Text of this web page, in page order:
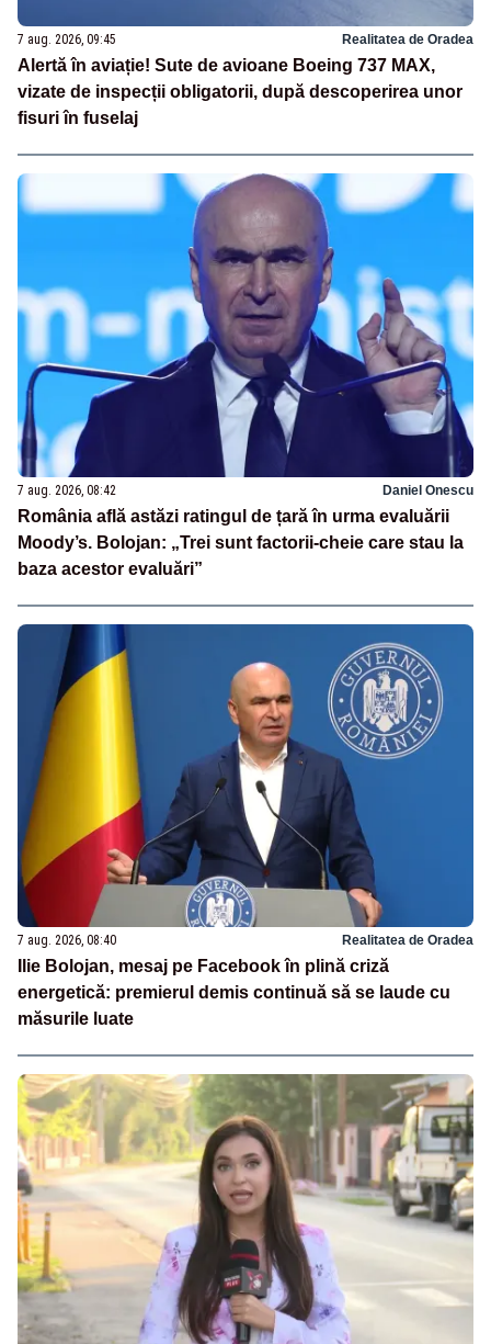
7 aug. 2026, 09:45 Realitatea de Oradea
Alertă în aviație! Sute de avioane Boeing 737 MAX,
vizate de inspecții obligatorii, după descoperirea unor
fisuri în fuselaj
7 aug. 2026, 08:42 Daniel Onescu
România află astăzi ratingul de țară în urma evaluării
Moody’s. Bolojan: „Trei sunt factorii-cheie care stau la
baza acestor evaluări”
7 aug. 2026, 08:40 Realitatea de Oradea
Ilie Bolojan, mesaj pe Facebook în plină criză
energetică: premierul demis continuă să se laude cu
măsurile luate